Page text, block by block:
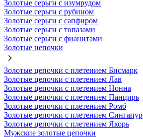
Золотые серьги с изумрудом
Золотые серьги с рубином
Золотые серьги с сапфиром
Золотые серьги с топазами
Золотые серьги с фианитами
Золотые цепочки
Золотые цепочки с плетением Бисмарк
Золотые цепочки с плетением Лав
Золотые цепочки с плетением Нонна
Золотые цепочки с плетением Панцирь
Золотые цепочки с плетением Ромб
Золотые цепочки с плетением Сингапур
Золотые цепочки с плетением Якорь
Мужские золотые цепочки